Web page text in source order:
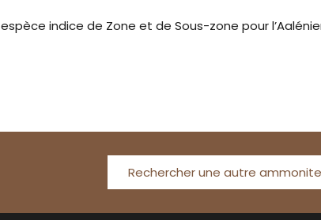
indice de Zone et de Sous-zone pour
Rechercher une autre ammonite